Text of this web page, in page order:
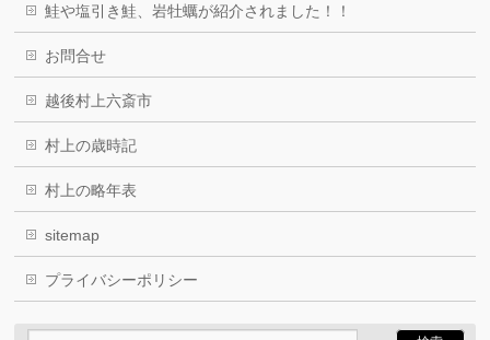
鮭や塩引き鮭、岩牡蠣が紹介されました！！
お問合せ
越後村上六斎市
村上の歳時記
村上の略年表
sitemap
プライバシーポリシー